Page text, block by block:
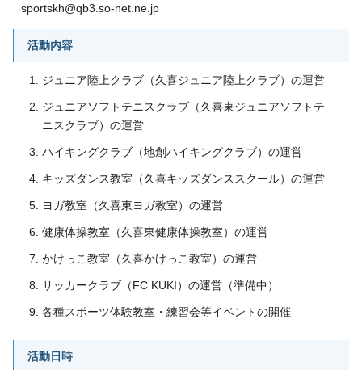
sportskh@qb3.so-net.ne.jp
活動内容
ジュニア陸上クラブ（久喜ジュニア陸上クラブ）の運営
ジュニアソフトテニスクラブ（久喜東ジュニアソフトテ
ニスクラブ）の運営
ハイキングクラブ（地創ハイキングクラブ）の運営
キッズダンス教室（久喜キッズダンススクール）の運営
ヨガ教室（久喜東ヨガ教室）の運営
健康体操教室（久喜東健康体操教室）の運営
かけっこ教室（久喜かけっこ教室）の運営
サッカークラブ（FC KUKI）の運営（準備中）
各種スポーツ体験教室・練習会等イベントの開催
活動日時